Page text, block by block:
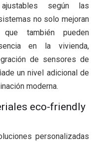
según las
no solo mejoran
también pueden
en la vivienda,
de sensores de
un nivel adicional de
moderna.
eco-friendly
personalizadas